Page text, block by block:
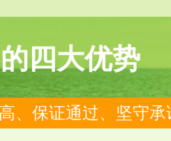
四大优势
、保证通过、坚守承